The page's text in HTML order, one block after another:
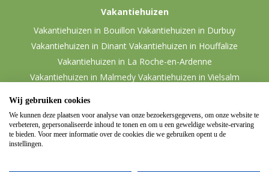
Vakantiehuizen
Vakantiehuizen in Bouillon Vakantiehuizen in Durbuy
Vakantiehuizen in Dinant Vakantiehuizen in Houffalize
Vakantiehuizen in La Roche-en-Ardenne
Vakantiehuizen in Malmedy Vakantiehuizen in Vielsalm
Wij gebruiken cookies
We kunnen deze plaatsen voor analyse van onze bezoekersgegevens, om onze website te
verbeteren, gepersonaliseerde inhoud te tonen en om u een geweldige website-ervaring
te bieden. Voor meer informatie over de cookies die we gebruiken opent u de
instellingen.